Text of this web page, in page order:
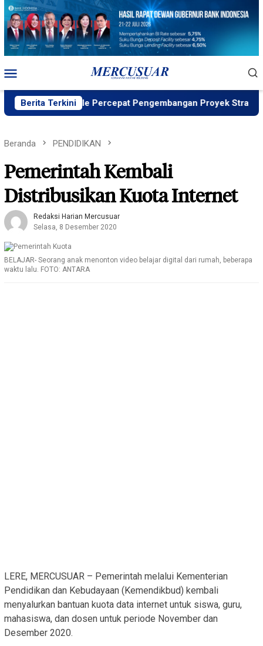
Loncat
konten
Mobile
Berita Terkini
ID, PT Vale Percepat Pengembangan Proyek Strategis IGP
Beranda PENDIDIKAN
Pemerintah Kembali
Distribusikan Kuota Internet
Redaksi Harian Mercusuar
Selasa, 8 Desember 2020
BELAJAR- Seorang anak menonton video belajar digital dari rumah, beberapa
waktu lalu. FOTO: ANTARA
LERE, MERCUSUAR – Pemerintah melalui Kementerian
Pendidikan dan Kebudayaan (Kemendikbud) kembali
menyalurkan bantuan kuota data internet untuk siswa, guru,
mahasiswa, dan dosen untuk periode November dan
Desember 2020.